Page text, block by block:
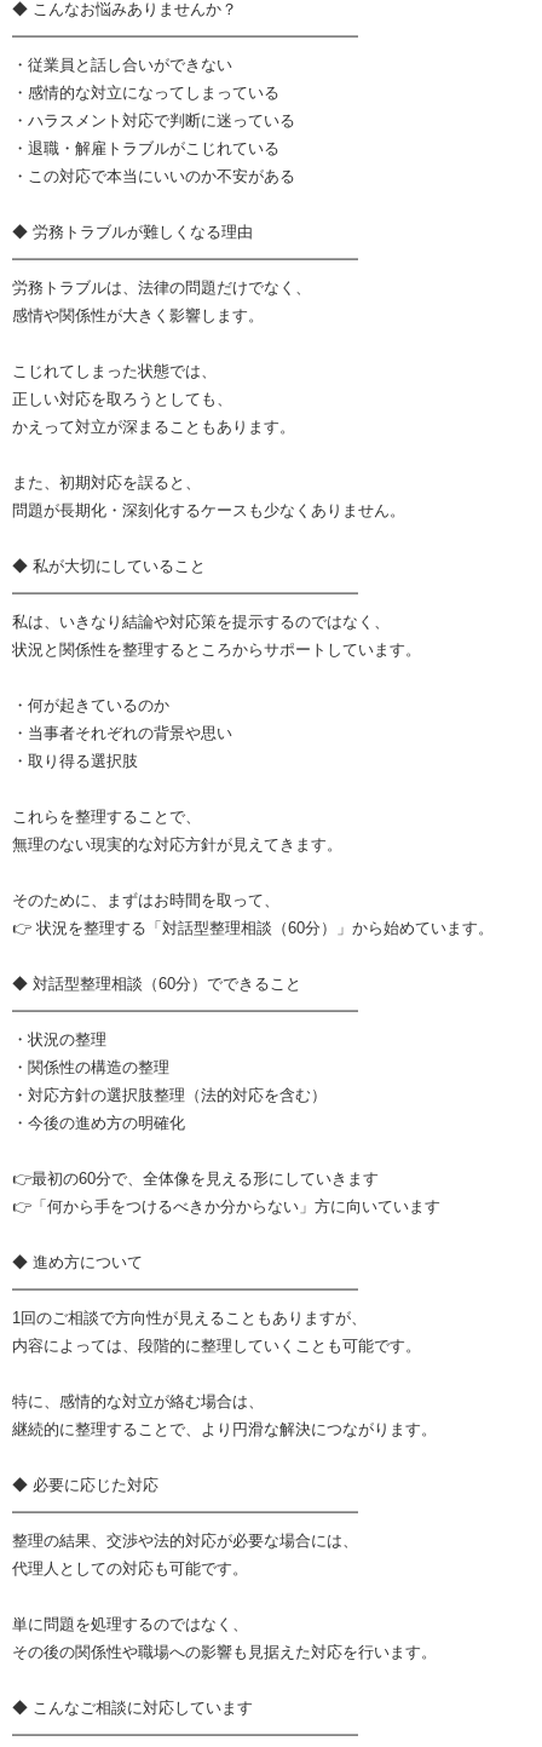
◆ こんなお悩みありませんか？
━━━━━━━━━━━━━━━━━━━━━━
・従業員と話し合いができない
・感情的な対立になってしまっている
・ハラスメント対応で判断に迷っている
・退職・解雇トラブルがこじれている
・この対応で本当にいいのか不安がある
◆ 労務トラブルが難しくなる理由
━━━━━━━━━━━━━━━━━━━━━━
労務トラブルは、法律の問題だけでなく、
感情や関係性が大きく影響します。
こじれてしまった状態では、
正しい対応を取ろうとしても、
かえって対立が深まることもあります。
また、初期対応を誤ると、
問題が長期化・深刻化するケースも少なくありません。
◆ 私が大切にしていること
━━━━━━━━━━━━━━━━━━━━━━
私は、いきなり結論や対応策を提示するのではなく、
状況と関係性を整理するところからサポートしています。
・何が起きているのか
・当事者それぞれの背景や思い
・取り得る選択肢
これらを整理することで、
無理のない現実的な対応方針が見えてきます。
そのために、まずはお時間を取って、
👉 状況を整理する「対話型整理相談（60分）」から始めています。
◆ 対話型整理相談（60分）でできること
━━━━━━━━━━━━━━━━━━━━━━
・状況の整理
・関係性の構造の整理
・対応方針の選択肢整理（法的対応を含む）
・今後の進め方の明確化
👉最初の60分で、全体像を見える形にしていきます
👉「何から手をつけるべきか分からない」方に向いています
◆ 進め方について
━━━━━━━━━━━━━━━━━━━━━━
1回のご相談で方向性が見えることもありますが、
内容によっては、段階的に整理していくことも可能です。
特に、感情的な対立が絡む場合は、
継続的に整理することで、より円滑な解決につながります。
◆ 必要に応じた対応
━━━━━━━━━━━━━━━━━━━━━━
整理の結果、交渉や法的対応が必要な場合には、
代理人としての対応も可能です。
単に問題を処理するのではなく、
その後の関係性や職場への影響も見据えた対応を行います。
◆ こんなご相談に対応しています
━━━━━━━━━━━━━━━━━━━━━━